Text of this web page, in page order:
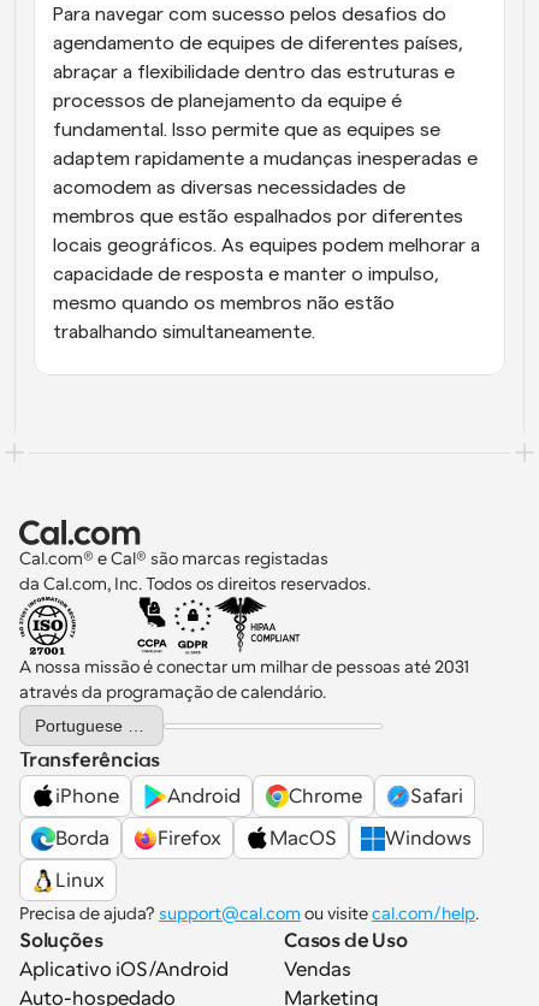
Para navegar com sucesso pelos desafios do
agendamento de equipes de diferentes países,
abraçar a flexibilidade dentro das estruturas e
processos de planejamento da equipe é
fundamental. Isso permite que as equipes se
adaptem rapidamente a mudanças inesperadas e
acomodem as diversas necessidades de
membros que estão espalhados por diferentes
locais geográficos. As equipes podem melhorar a
capacidade de resposta e manter o impulso,
mesmo quando os membros não estão
trabalhando simultaneamente.
Cal.com® e Cal® são marcas registadas
da Cal.com, Inc. Todos os direitos reservados.
A nossa missão é conectar um milhar de pessoas até 2031
através da programação de calendário.
Select Language
Transferências
iPhone
Android Chrome
Safari
Borda
Firefox MacOS
Windows
Linux
Precisa de ajuda? support@cal.com ou visite cal.com/help.
Soluções
Aplicativo iOS/Android
Auto-hospedado
Casos de Uso
Vendas
Marketing